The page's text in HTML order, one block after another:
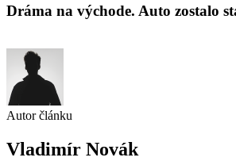
Dráma na východe. Auto zostalo
Autor článku
Vladimír Novák